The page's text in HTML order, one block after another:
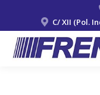
C/ XII (Pol.